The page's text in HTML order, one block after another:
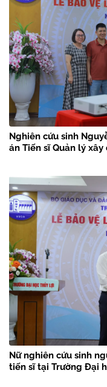
Nghiên cứu sinh
án Tiến sĩ Quản lý
Nữ nghiên cứu sinh
tiến sĩ tại Trường Đại